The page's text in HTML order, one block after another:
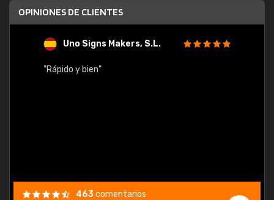
OPINIONES DE CLIENTES
Uno Signs Makers, S.L.
"Rápido y bien"
463comentarios